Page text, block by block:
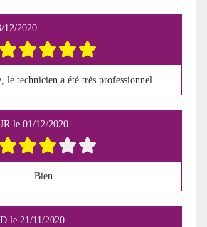
12/2020
le technicien a été très professionnel
le 01/12/2020
Bien...
le 21/11/2020